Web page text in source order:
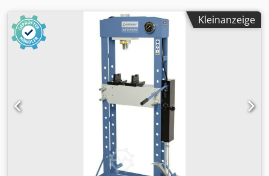
feststellbar Rahmen leicht aufklappbar, wird mit zwei
Riegeln verrieglt Doppelrahmen zum schnellen
auswechseln der Membran. Zurzeit ist eine neue
Silikonmembran montiert. Schnelles Verteilen des
Vakuums durch genutete Grundplatte CE-Zeichen
Originallack, einige Stellen ausgebessert Die
Silikonmembran und die Grundplatte wurden erneuert,
Maschine ist sofort einsatzbereit Abmessungen ca. 3100 x
1550 x 1020mm (LxBxH). Gewicht ca. 550kg. Die Maschine
kann gerne nach Terminabsprache bei uns vor Ort
vorgefuehrt werden. Wir bieten nur Maschinen an, die
vorfuehrbereit in unserem Lager stehen, siehe "weitere
Angebote dieses Anbieters".
Kleinanzeige